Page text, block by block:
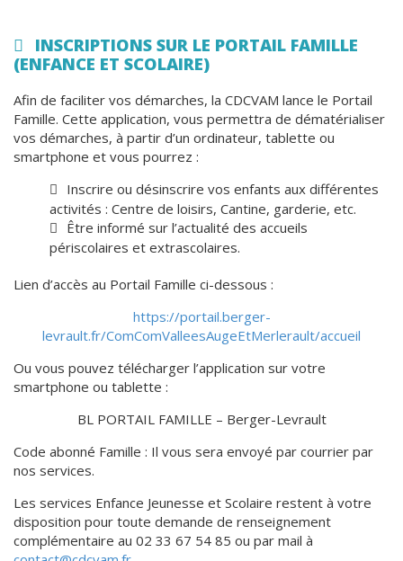
INSCRIPTIONS SUR LE PORTAIL FAMILLE
(ENFANCE ET SCOLAIRE)
Afin de faciliter vos démarches, la CDCVAM lance le Portail
Famille. Cette application, vous permettra de dématérialiser
vos démarches, à partir d’un ordinateur, tablette ou
smartphone et vous pourrez :
Inscrire ou désinscrire vos enfants aux différentes
activités : Centre de loisirs, Cantine, garderie, etc.
Être informé sur l’actualité des accueils
périscolaires et extrascolaires.
Lien d’accès au Portail Famille ci-dessous :
https://portail.berger-
levrault.fr/ComComValleesAugeEtMerlerault/accueil
Ou vous pouvez télécharger l’application sur votre
smartphone ou tablette :
BL PORTAIL FAMILLE – Berger-Levrault
Code abonné Famille : Il vous sera envoyé par courrier par
nos services.
Les services Enfance Jeunesse et Scolaire restent à votre
disposition pour toute demande de renseignement
complémentaire au 02 33 67 54 85 ou par mail à